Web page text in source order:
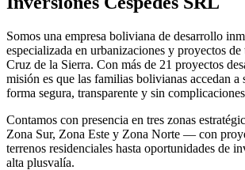
Somos una empresa boliviana de desarrollo
especializada en urbanizaciones y proyectos de
Cruz de la Sierra. Con más de 21 proyectos
misión es que las familias bolivianas accedan a
forma segura, transparente y sin
Contamos con presencia en tres zonas
Zona Sur, Zona Este y Zona Norte — con
terrenos residenciales hasta oportunidades de
alta plusvalía.